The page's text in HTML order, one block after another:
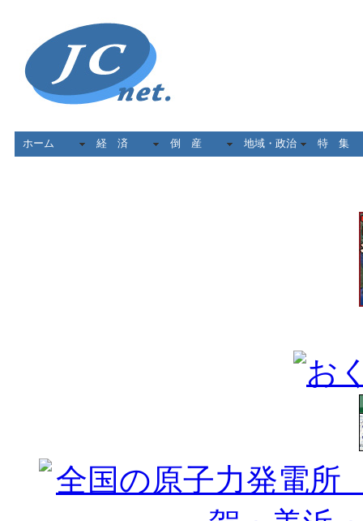
ホーム 経 済 倒 産 地域・政治 特 集